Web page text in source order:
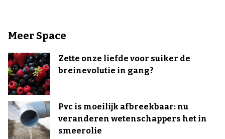
Meer Space
Zette onze liefde voor suiker de
breinevolutie in gang?
Pvc is moeilijk afbreekbaar: nu
veranderen wetenschappers het in
smeerolie